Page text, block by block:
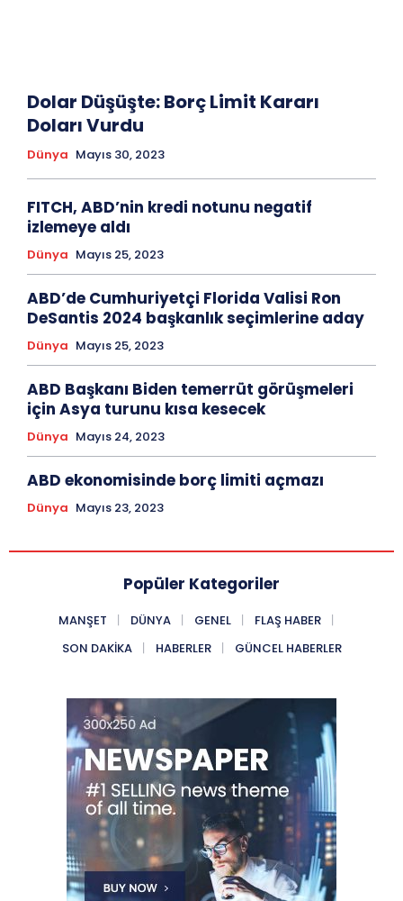
Dolar Düşüşte: Borç Limit Kararı
Doları Vurdu
Dünya Mayıs 30, 2023
FITCH, ABD’nin kredi notunu negatif
izlemeye aldı
Dünya Mayıs 25, 2023
ABD’de Cumhuriyetçi Florida Valisi Ron
DeSantis 2024 başkanlık seçimlerine aday
Dünya Mayıs 25, 2023
ABD Başkanı Biden temerrüt görüşmeleri
için Asya turunu kısa kesecek
Dünya Mayıs 24, 2023
ABD ekonomisinde borç limiti açmazı
Dünya Mayıs 23, 2023
Popüler Kategoriler
MANŞET DÜNYA GENEL
FLAŞ HABER
SON DAKIKA
HABERLER GÜNCEL HABERLER